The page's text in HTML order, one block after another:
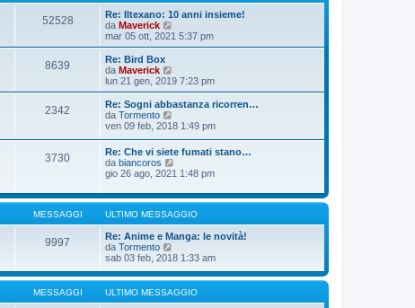
a
g
g
i
m
s
g
i
l
t
m
o
s
g
g
i
o
52528
Re: Iltexano: 10 anni insieme!
da Maverick
e
d
l
m
o
m
e
s
s
a
g
i
o
mar 05 ott, 2021 5:37 pm
8639
Re: Bird Box
da Maverick
e
d
i
l
i
m
o
m
s
s
a
g
g
i
o
lun 21 gen, 2019 7:23 pm
2342
Re: Sogni abbastanza ricorren…
da Tormento
e
u
l
t
m
o
e
s
s
a
g
i
ven 09 feb, 2018 1:49 pm
3730
Re: Che vi siete fumati stano…
da biancoros
e
i
u
l
t
i
o
m
e
s
s
gio 26 ago, 2021 1:48 pm
MESSAGGI ULTIMO MESSAGGIO
9997
Re: Anime e Manga: le novità!
da Tormento
e
i
u
sab 03 feb, 2018 1:33 am
MESSAGGI ULTIMO MESSAGGIO